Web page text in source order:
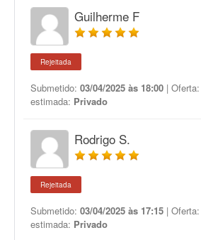
Guilherme F
Rejeitada
Submetido: 03/04/2025 às 18:00 | Oferta:
estimada: Privado
Rodrigo S.
Rejeitada
Submetido: 03/04/2025 às 17:15 | Oferta:
estimada: Privado